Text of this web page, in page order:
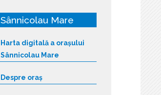
Sânnicolau Mare
Harta digitală a orașului
Sânnicolau Mare
Despre oraș